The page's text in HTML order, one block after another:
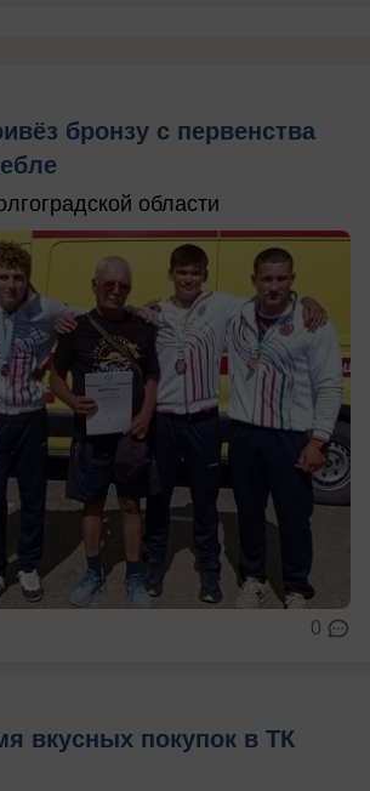
бронзу с первенства
области
0
вкусных покупок в ТК